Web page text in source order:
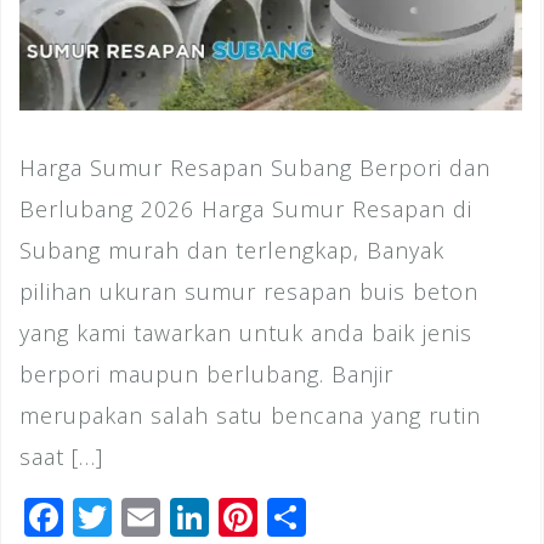
Harga Sumur Resapan Subang Berpori dan
Berlubang 2026 Harga Sumur Resapan di
Subang murah dan terlengkap, Banyak
pilihan ukuran sumur resapan buis beton
yang kami tawarkan untuk anda baik jenis
berpori maupun berlubang. Banjir
merupakan salah satu bencana yang rutin
saat […]
F T E Li Pi